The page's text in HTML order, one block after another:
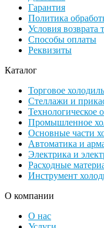
Гарантия
Политика
Условия возврата
Способы оплаты
Реквизиты
Каталог
Торговое
Стеллажи и
Технологическое
Промышленное
Основные части
Автоматика и
Электрика и
Расходные
Инструмент
О компании
О нас